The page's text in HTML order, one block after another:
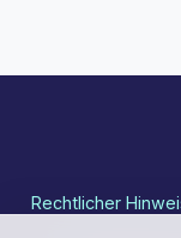
Rechtlicher